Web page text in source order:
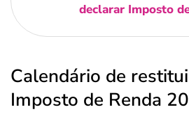
declarar Imposto
Calendário de
Imposto de Renda